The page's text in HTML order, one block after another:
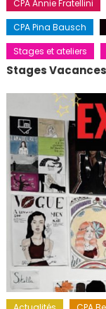
CPA Annie Fratellini
CPA Pina Bausch
Stages et ateliers
Stages